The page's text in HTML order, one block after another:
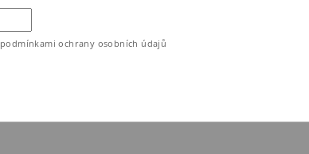
podmínkami ochrany osobních údajů